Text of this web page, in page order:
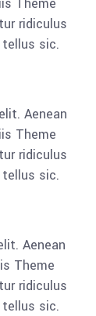
ridiculus
tellus sic.
Aenean
Theme
ridiculus
tellus sic.
Aenean
Theme
ridiculus
tellus sic.